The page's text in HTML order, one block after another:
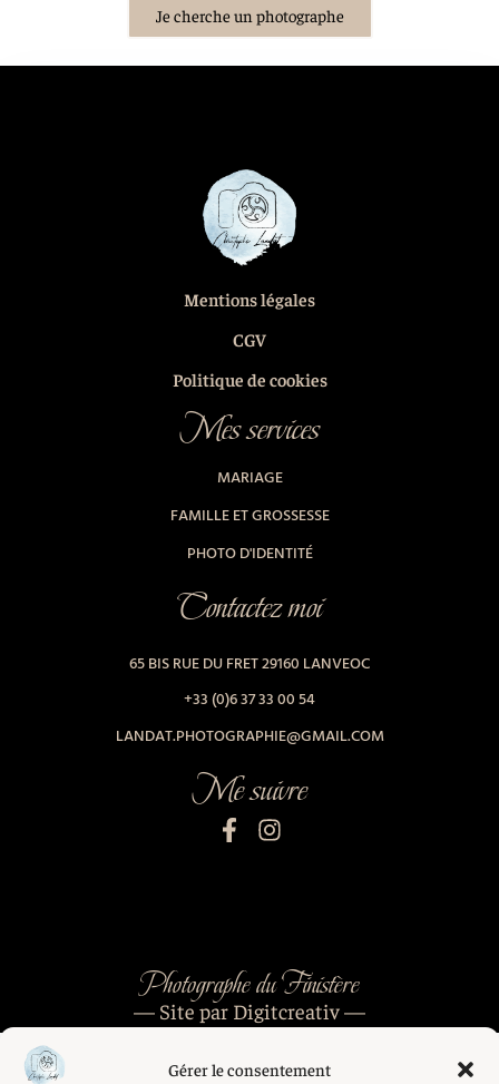
Gérer le consentement
Je cherche un photographe
Mentions légales
CGV
Politique de cookies
Mes services
MARIAGE
FAMILLE ET GROSSESSE
PHOTO D'IDENTITÉ
Contactez moi
65 BIS RUE DU FRET 29160 LANVEOC
+33 (0)6 37 33 00 54
LANDAT.PHOTOGRAPHIE@GMAIL.COM
Me suivre
Photographe du Finistère
— Site par Digitcreativ —